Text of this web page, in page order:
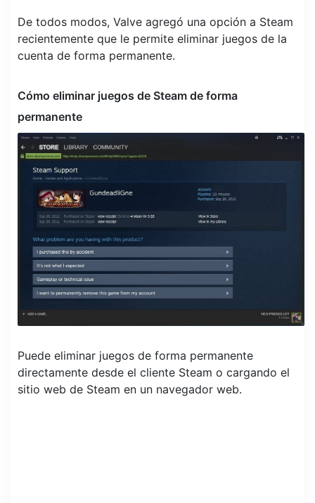
De todos modos, Valve agregó una opción a Steam
recientemente que le permite eliminar juegos de la
cuenta de forma permanente.
Cómo eliminar juegos de Steam de forma
permanente
Puede eliminar juegos de forma permanente
directamente desde el cliente Steam o cargando el
sitio web de Steam en un navegador web.